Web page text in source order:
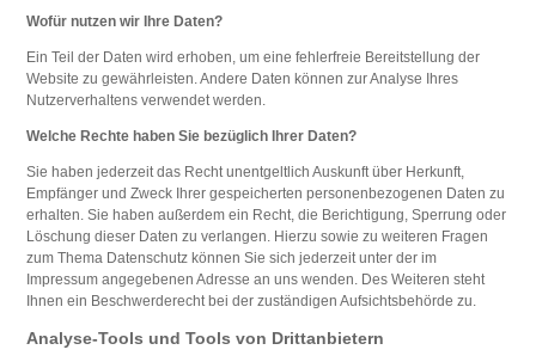
Wofür nutzen wir Ihre Daten?
Ein Teil der Daten wird erhoben, um eine fehlerfreie Bereitstellung der
Website zu gewährleisten. Andere Daten können zur Analyse Ihres
Nutzerverhaltens verwendet werden.
Welche Rechte haben Sie bezüglich Ihrer Daten?
Sie haben jederzeit das Recht unentgeltlich Auskunft über Herkunft,
Empfänger und Zweck Ihrer gespeicherten personenbezogenen Daten zu
erhalten. Sie haben außerdem ein Recht, die Berichtigung, Sperrung oder
Löschung dieser Daten zu verlangen. Hierzu sowie zu weiteren Fragen
zum Thema Datenschutz können Sie sich jederzeit unter der im
Impressum angegebenen Adresse an uns wenden. Des Weiteren steht
Ihnen ein Beschwerderecht bei der zuständigen Aufsichtsbehörde zu.
Analyse-Tools und Tools von Drittanbietern